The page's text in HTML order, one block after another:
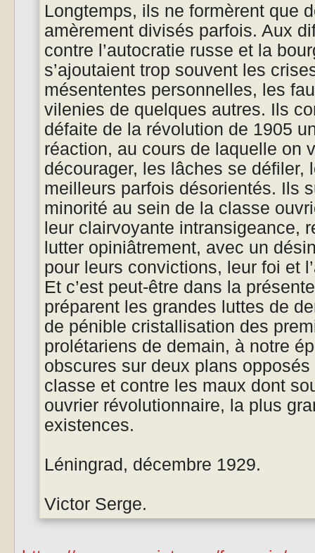
Longtemps, ils ne formèrent que
amèrement divisés parfois. Aux
contre l’autocratie russe et la
s’ajoutaient trop souvent les
mésententes personnelles, les
vilenies de quelques autres. Ils
défaite de la révolution de 1905
réaction, au cours de laquelle on
décourager, les lâches se défiler,
meilleurs parfois désorientés. Ils
minorité au sein de la classe
leur clairvoyante intransigeance,
lutter opiniâtrement, avec un
pour leurs convictions, leur foi et
Et c’est peut-être dans la
préparent les grandes luttes de
de pénible cristallisation des
prolétariens de demain, à notre
obscures sur deux plans opposés
classe et contre les maux dont
ouvrier révolutionnaire, la plus
existences.
Léningrad, décembre 1929.
Victor Serge.